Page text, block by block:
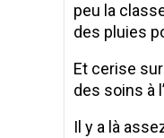
peu la
des pluies
Et cerise
des soins à
Il y a là